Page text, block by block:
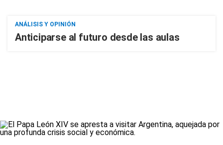
ANÁLISIS Y OPINIÓN
Anticiparse al futuro desde las aulas